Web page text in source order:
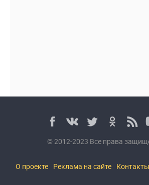
© 2012-2023 Все права
О проекте Реклама на сайте Контакты